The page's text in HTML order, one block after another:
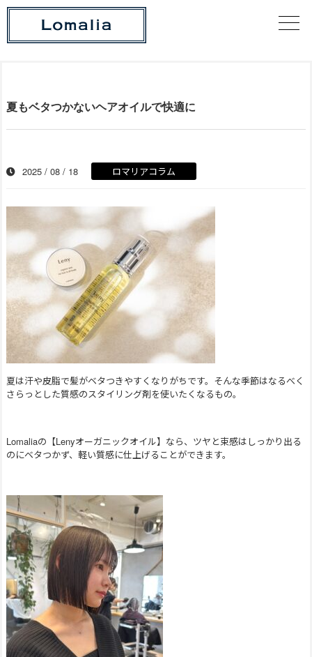
夏もベタつかないヘアオイルで快適に
2025 / 08 / 18 ロマリアコラム
夏は汗や皮脂で髪がベタつきやすくなりがちです。そんな季節はなるべく
さらっとした質感のスタイリング剤を使いたくなるもの。
Lomaliaの【Lenyオーガニックオイル】なら、ツヤと束感はしっかり出る
のにベタつかず、軽い質感に仕上げることができます。